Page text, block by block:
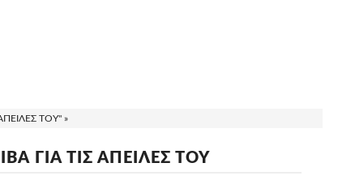
ΤΟΥ" »
ΓΙΑ ΤΙΣ ΑΠΕΙΛΕΣ ΤΟΥ